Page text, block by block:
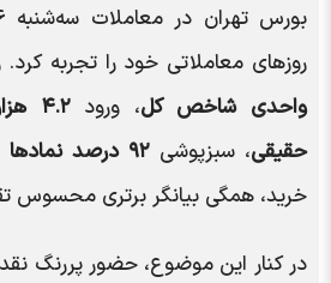
روزهای معاملاتی خود را تجربه
واحدی شاخص کل، ورود
حقیقی، سبزپوشی۹۲ درصد نمادها
خرید، همگی بیانگر برتری محسوس
در کنار این موضوع، حضور پررنگ